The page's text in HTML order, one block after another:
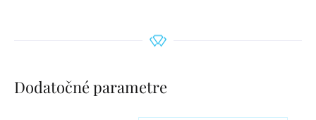
Dodatočné parametre